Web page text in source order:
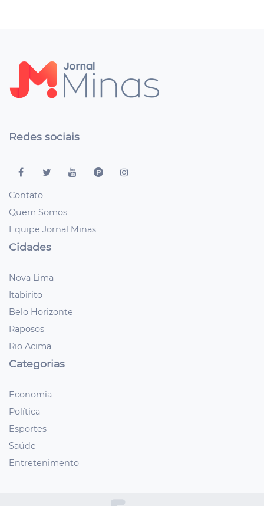
Redes sociais
Contato
Quem Somos
Equipe Jornal Minas
Cidades
Nova Lima
Itabirito
Belo Horizonte
Raposos
Rio Acima
Categorias
Economia
Política
Esportes
Saúde
Entretenimento